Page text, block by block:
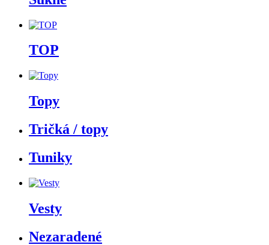
TOP
Topy
Tričká / topy
Tuniky
Vesty
Nezaradené